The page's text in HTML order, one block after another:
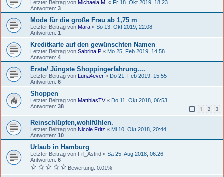
Letzter Beitrag von Michaela M. « Fr 18. Okt 2019, 18:23
Antworten: 3
Mode für die große Frau ab 1,75 m
Letzter Beitrag von Mara « So 13. Okt 2019, 22:08
Antworten: 1
Kreditkarte auf den gewünschten Namen
Letzter Beitrag von Sabrina.P « Mo 25. Feb 2019, 14:58
Antworten: 4
Erste/ Jüngste Shoppingerfahrung....
Letzter Beitrag von Luna4ever « Do 21. Feb 2019, 15:55
Antworten: 6
Shoppen
Letzter Beitrag von MatthiasTV« Do 11. Okt 2018, 06:53
Antworten: 38 1 2 3
Reinschlüpfen,wohlfühlen.
Letzter Beitrag von Nicole Fritz « Mi 10. Okt 2018, 20:44
Antworten: 10
Urlaub in Hamburg
Letzter Beitrag von Frl_Astrid « Sa 25. Aug 2018, 06:26
Antworten: 6
Bewertung: 0.01%